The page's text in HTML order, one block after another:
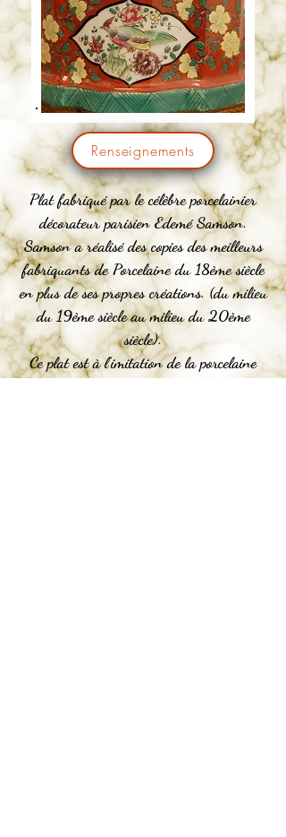
Renseignements
Plat fabriqué par le célèbre porcelainier
décorateur parisien Edemé Samson.
Samson a réalisé des copies des meilleurs
fabriquants de Porcelaine du 18ème siècle
en plus de ses propres créations. (du milieu
du 19ème siècle au milieu du 20ème
siècle).
Ce plat est à l'imitation de la porcelaine